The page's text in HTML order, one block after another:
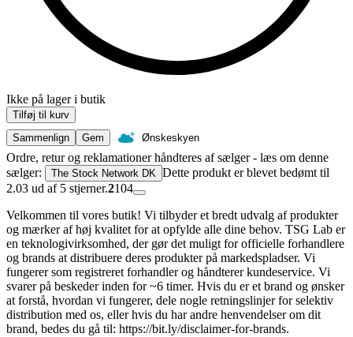
Ikke på lager i butik
Tilføj til kurv
Sammenlign
Gem Ønskeskyen
Ordre, retur og reklamationer håndteres af sælger - læs om denne
sælger:
The Stock Network DK Dette produkt er blevet bedømt til
2.03 ud af 5 stjerner.2104
Velkommen til vores butik! Vi tilbyder et bredt udvalg af produkter
og mærker af høj kvalitet for at opfylde alle dine behov. TSG Lab er
en teknologivirksomhed, der gør det muligt for officielle forhandlere
og brands at distribuere deres produkter på markedspladser. Vi
fungerer som registreret forhandler og håndterer kundeservice. Vi
svarer på beskeder inden for ~6 timer. Hvis du er et brand og ønsker
at forstå, hvordan vi fungerer, dele nogle retningslinjer for selektiv
distribution med os, eller hvis du har andre henvendelser om dit
brand, bedes du gå til: https://bit.ly/disclaimer-for-brands.